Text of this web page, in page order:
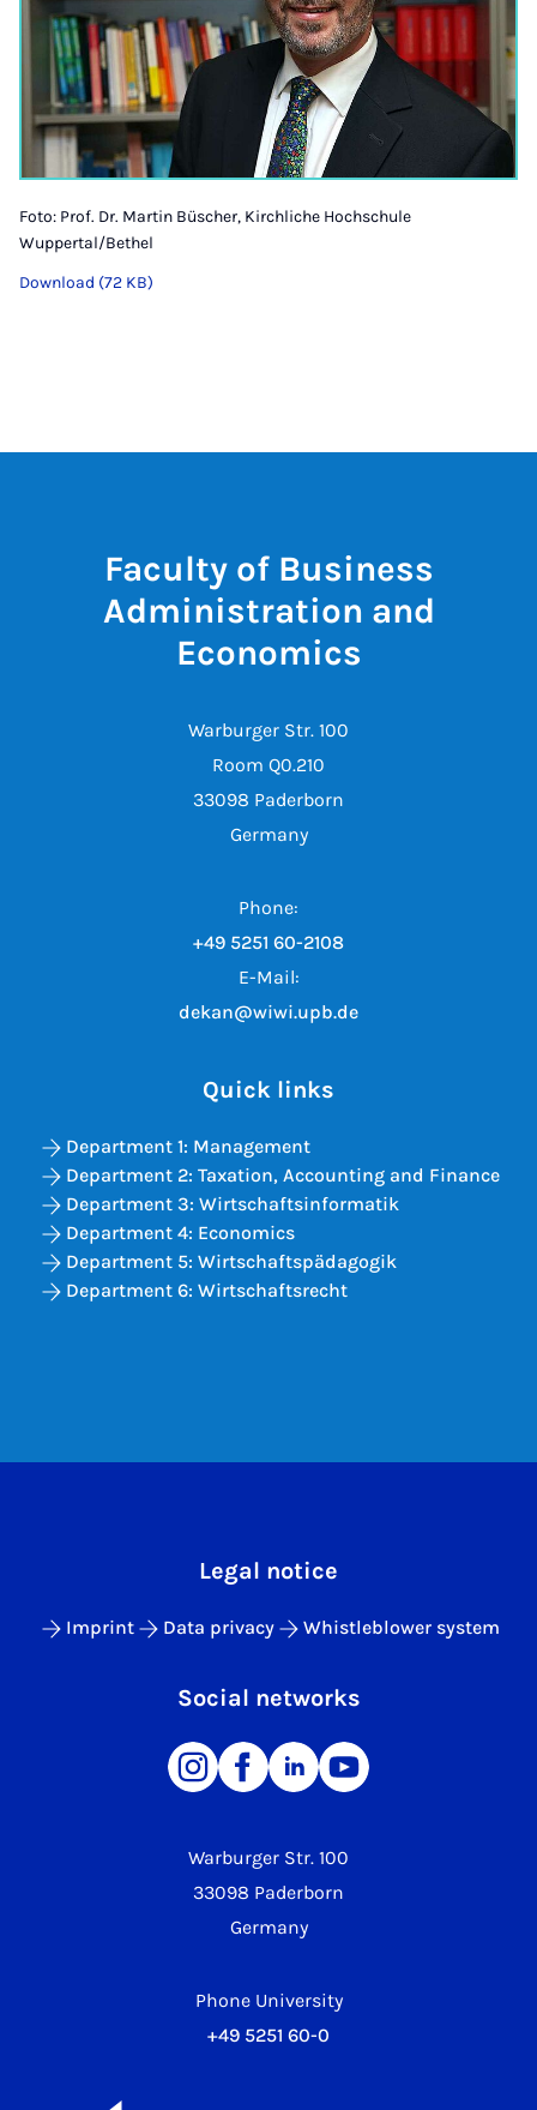
Foto: Prof. Dr. Martin Büscher, Kirchliche Hochschule
Wuppertal/Bethel
Download (72 KB)
Faculty of Business
Administration and
Economics
Warburger Str. 100
Room Q0.210
33098 Paderborn
Germany
Phone:
+49 5251 60-2108
E-Mail:
dekan@wiwi.upb.de
Quick links
Department 1: Management
Department 2: Taxation, Accounting and Finance
Department 3: Wirtschaftsinformatik
Department 4: Economics
Department 5: Wirtschaftspädagogik
Department 6: Wirtschaftsrecht
Warburger Str. 100
33098 Paderborn
Germany
Phone University
+49 5251 60-0
Legal notice
Imprint Data privacy Whistleblower system
Social networks